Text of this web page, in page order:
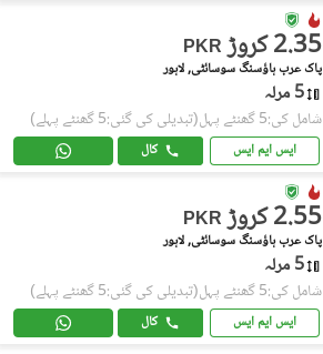
PKR 2.35 کروڑ
پاک عرب ہاؤسنگ سوسائٹی, لاہور
5 مرلہ
شامل کی:5 گھنٹے پہل (تبدیلی کی گئی:5 گھنٹے پہلے)
ایس ایم ایس کال
PKR 2.55 کروڑ
پاک عرب ہاؤسنگ سوسائٹی, لاہور
5 مرلہ
شامل کی:5 گھنٹے پہل (تبدیلی کی گئی:5 گھنٹے پہلے)
ایس ایم ایس کال